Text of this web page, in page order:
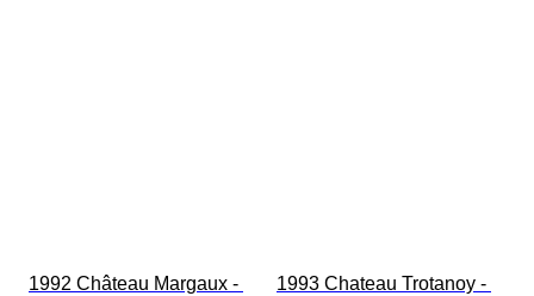
1992 Château Margaux -
1993 Chateau Trotanoy -